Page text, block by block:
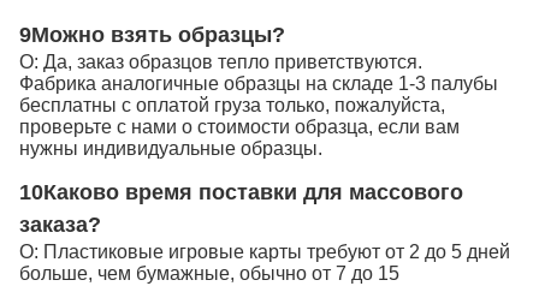
9Можно взять образцы?
О: Да, заказ образцов тепло приветствуются.
Фабрика аналогичные образцы на складе 1-3 палубы
бесплатны с оплатой груза только, пожалуйста,
проверьте с нами о стоимости образца, если вам
нужны индивидуальные образцы.
10Каково время поставки для массового
заказа?
О: Пластиковые игровые карты требуют от 2 до 5 дней
больше, чем бумажные, обычно от 7 до 15